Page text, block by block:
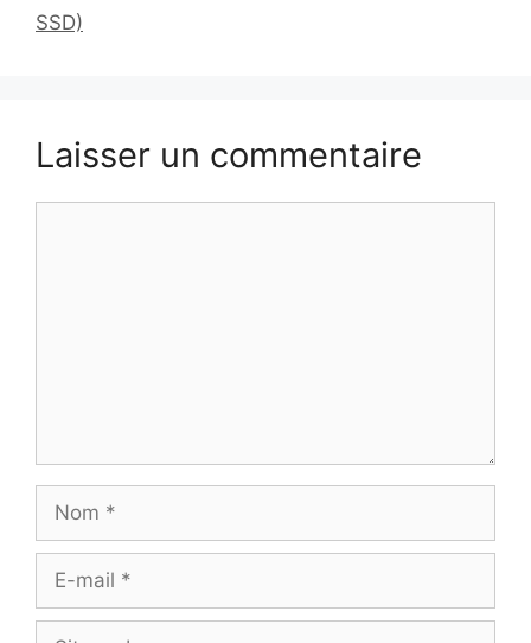
SSD)
Laisser un commentaire
mail